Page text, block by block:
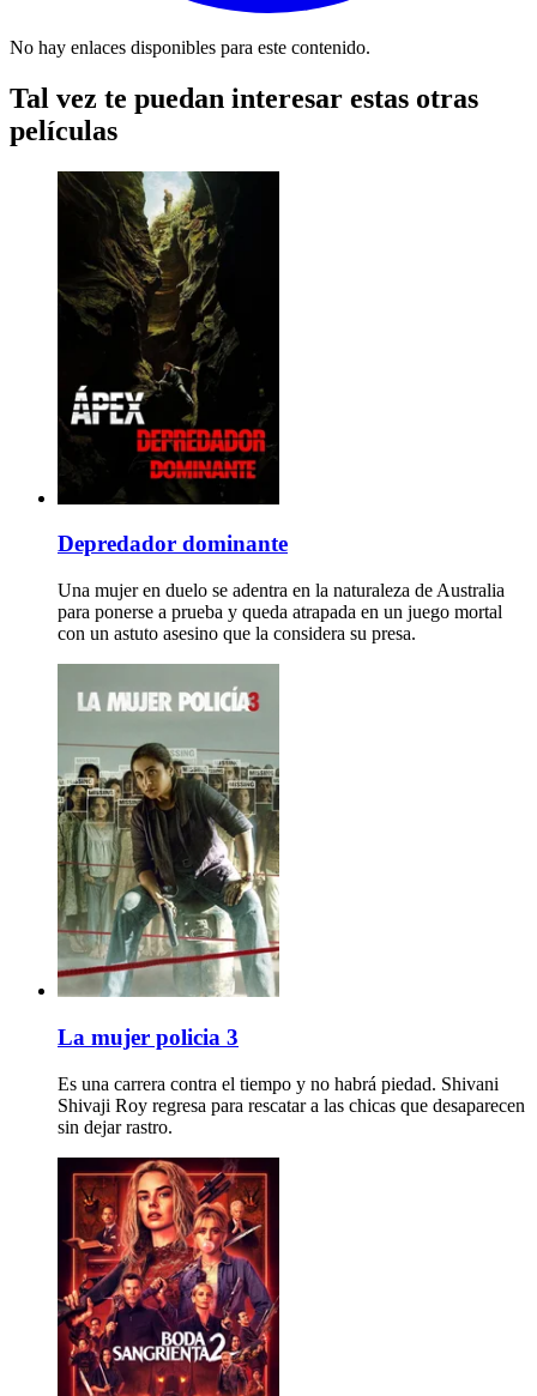
No hay enlaces disponibles para este contenido.
Tal vez te puedan interesar estas otras
películas
Depredador dominante
Una mujer en duelo se adentra en la naturaleza de Australia
para ponerse a prueba y queda atrapada en un juego mortal
con un astuto asesino que la considera su presa.
La mujer policia 3
Es una carrera contra el tiempo y no habrá piedad. Shivani
Shivaji Roy regresa para rescatar a las chicas que desaparecen
sin dejar rastro.